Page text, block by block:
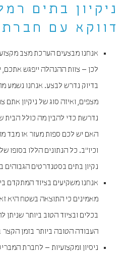
ניקיון בתים
דווקא עם
אנחנו מבצעים הערכת מצב
לכן – צוות ההנהלה ייפגש אתכם,
בדיוק נדרש לבצע. אנחנו נשמע
מצפים, ואיזה סוג של ניקיון אתם
נדרשת כדי להבין מה כולל הבית
האם יש לכם ספות מעור או מבד
וכיו"ב. כל הנתונים הללו בסופו
נקיון בתים בסטנדרטים
אנחנו משקיעים בציוד המתקדם
מאמינים כי התוצאה בשטח היא
בכלים ובציוד הטוב ביותר
העבודה הטובה ביותר בזמן הקצר
ניסיון ומקצועיות – לחברת